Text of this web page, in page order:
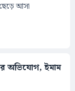
আসা
অভিযোগ, ইমাম